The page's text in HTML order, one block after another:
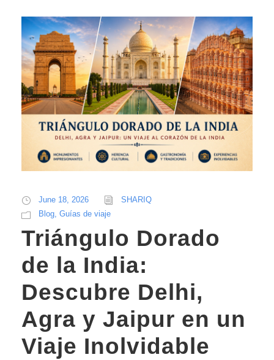
June 18, 2026
SHARIQ
Blog, Guías de viaje
Triángulo Dorado
de la India:
Descubre Delhi,
Agra y Jaipur en un
Viaje Inolvidable